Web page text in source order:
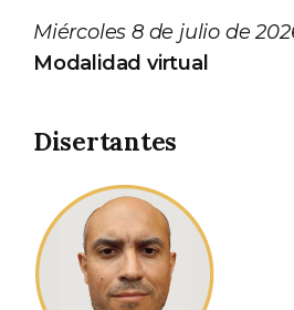
Miércoles 8 de julio de
Modalidad virtual
Disertantes